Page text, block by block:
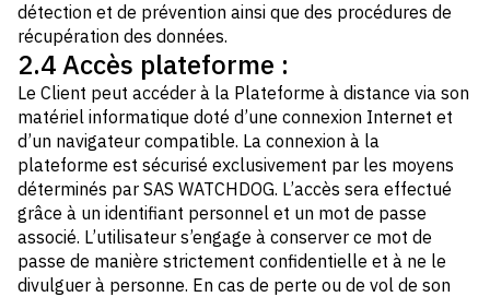
détection et de prévention ainsi que des procédures de
récupération des données.
2.4 Accès plateforme :
Le Client peut accéder à la Plateforme à distance via son
matériel informatique doté d’une connexion Internet et
d’un navigateur compatible. La connexion à la
plateforme est sécurisé exclusivement par les moyens
déterminés par SAS WATCHDOG. L’accès sera effectué
grâce à un identifiant personnel et un mot de passe
associé. L’utilisateur s’engage à conserver ce mot de
passe de manière strictement confidentielle et à ne le
divulguer à personne. En cas de perte ou de vol de son